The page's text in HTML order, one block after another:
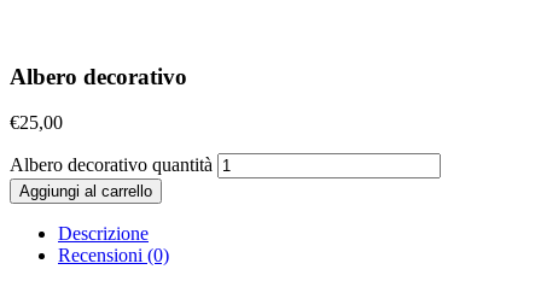
Albero decorativo
€25,00
Albero decorativo quantità
Aggiungi al carrello
Descrizione
Recensioni (0)